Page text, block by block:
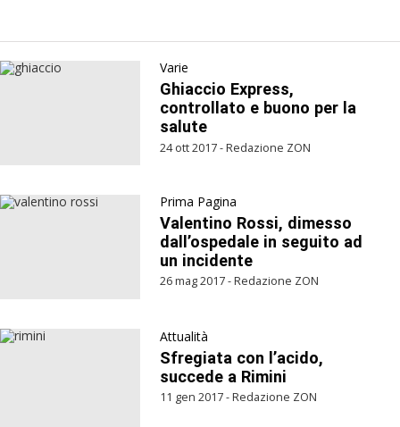
Varie
Ghiaccio Express,
controllato e buono per la
salute
24 ott 2017 - Redazione ZON
Prima Pagina
Valentino Rossi, dimesso
dall’ospedale in seguito ad
un incidente
26 mag 2017 - Redazione ZON
Attualità
Sfregiata con l’acido,
succede a Rimini
11 gen 2017 - Redazione ZON